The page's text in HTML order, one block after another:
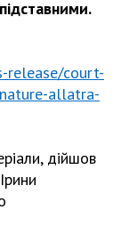
release/court-
allatra-
дійшов